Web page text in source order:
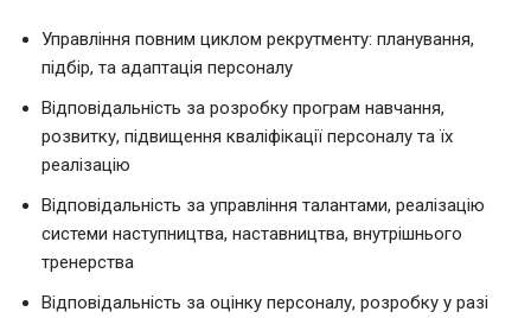
Управління повним циклом рекрутменту: планування,
підбір, та адаптація персоналу
Відповідальність за розробку програм навчання,
розвитку, підвищення кваліфікації персоналу та їх
реалізацію
Відповідальність за управління талантами, реалізацію
системи наступництва, наставництва, внутрішнього
тренерства
Відповідальність за оцінку персоналу, розробку у разі